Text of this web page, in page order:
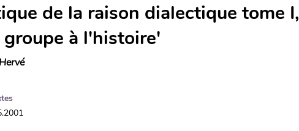
de la raison dialectique tome I,
à l'histoire'